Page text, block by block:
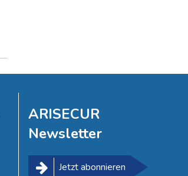
ARISECUR
Newsletter
Jetzt abonnieren